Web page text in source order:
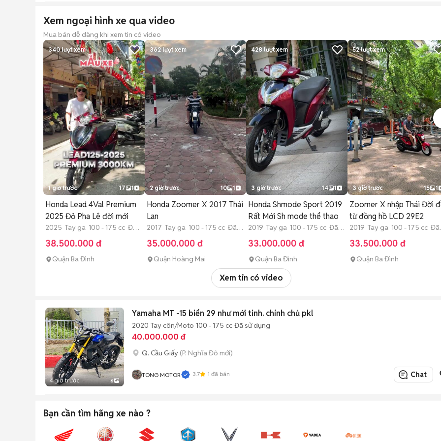
Xem ngoại hình xe qua video
Mua bán dễ dàng khi xem tin có video
340lượt xem
1 giờ trước 17 1
Honda Lead 4Val Premium
2025 Đỏ Pha Lê đời mới
2025 Tay ga 100 - 175 cc Đã
sử dụng
38.500.000 đ
Quận Ba Đình
362lượt xem
2 giờ trước 10 1
Honda Zoomer X 2017 Thái
Lan
2017 Tay ga 100 - 175 cc Đã
sử dụng
35.000.000 đ
Quận Hoàng Mai
428 lượt xem
3 giờ trước 14 1
Honda Shmode Sport 2019
Rất Mới Sh mode thể thao
2019 Tay ga 100 - 175 cc Đã
sử dụng
33.000.000 đ
Quận Ba Đình
52lượt xem
3 giờ trước 15 1
Zoomer X nhập Thái Đời
từ đồng hồ LCD 29E2
2019 Tay ga 100 - 175 cc Đã
sử dụng
33.500.000 đ
Quận Ba Đình
Xem tin có video
4 giờ trước 6
Yamaha MT -15 biển 29 như mới tinh. chính chủ pkl
2020 Tay côn/Moto 100 - 175 cc Đã sử dụng
40.000.000 đ
Q. Cầu Giấy (P. Nghĩa Đô mới)
TONG MOTOR 3.7 1 đã bán Chat
Bạn cần tìm hãng xe nào ?